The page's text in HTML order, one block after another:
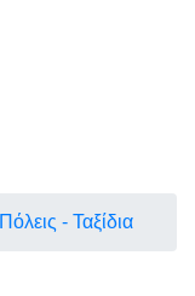
Πόλεις - Ταξίδια